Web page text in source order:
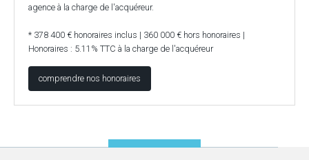
agence à la charge de l'acquéreur.
* 378 400 € honoraires inclus | 360 000 € hors honoraires |
Honoraires : 5.11% TTC à la charge de l'acquéreur
comprendre nos honoraires